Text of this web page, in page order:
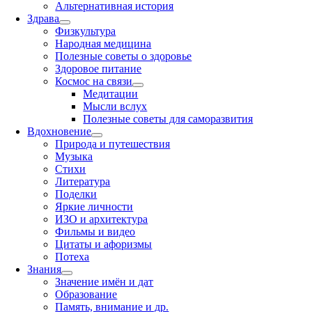
Альтернативная история
Здрава
Физкультура
Народная медицина
Полезные советы о здоровье
Здоровое питание
Космос на связи
Медитации
Мысли вслух
Полезные советы для саморазвития
Вдохновение
Природа и путешествия
Музыка
Стихи
Литература
Поделки
Яркие личности
ИЗО и архитектура
Фильмы и видео
Цитаты и афоризмы
Потеха
Знания
Значение имён и дат
Образование
Память, внимание и др.